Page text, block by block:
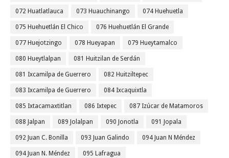
072 Huatlatlauca 073 Huauchinango 074 Huehuetla
075 Huehuetlán El Chico 076 Huehuetlán El Grande
077 Huejotzingo 078 Hueyapan 079 Hueytamalco
080 Hueytlalpan 081 Huitzilan de Serdán
081 Ixcamilpa de Guerrero 082 Huitziltepec
083 Ixcamilpa de Guerrero 084 Ixcaquixtla
085 Ixtacamaxtitlan 086 Ixtepec 087 Izúcar de Matamoros
088 Jalpan 089 Jolalpan 090 Jonotla 091 Jopala
092 Juan C. Bonilla 093 Juan Galindo 094 Juan N Méndez
094 Juan N. Méndez 095 Lafragua